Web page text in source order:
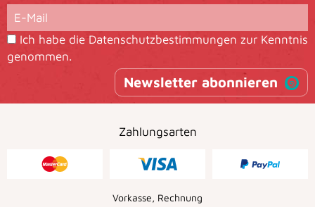
Ich habe die Datenschutzbestimmungen zur Kenntnis
genommen.
Newsletter abonnieren
Zahlungsarten
Vorkasse, Rechnung